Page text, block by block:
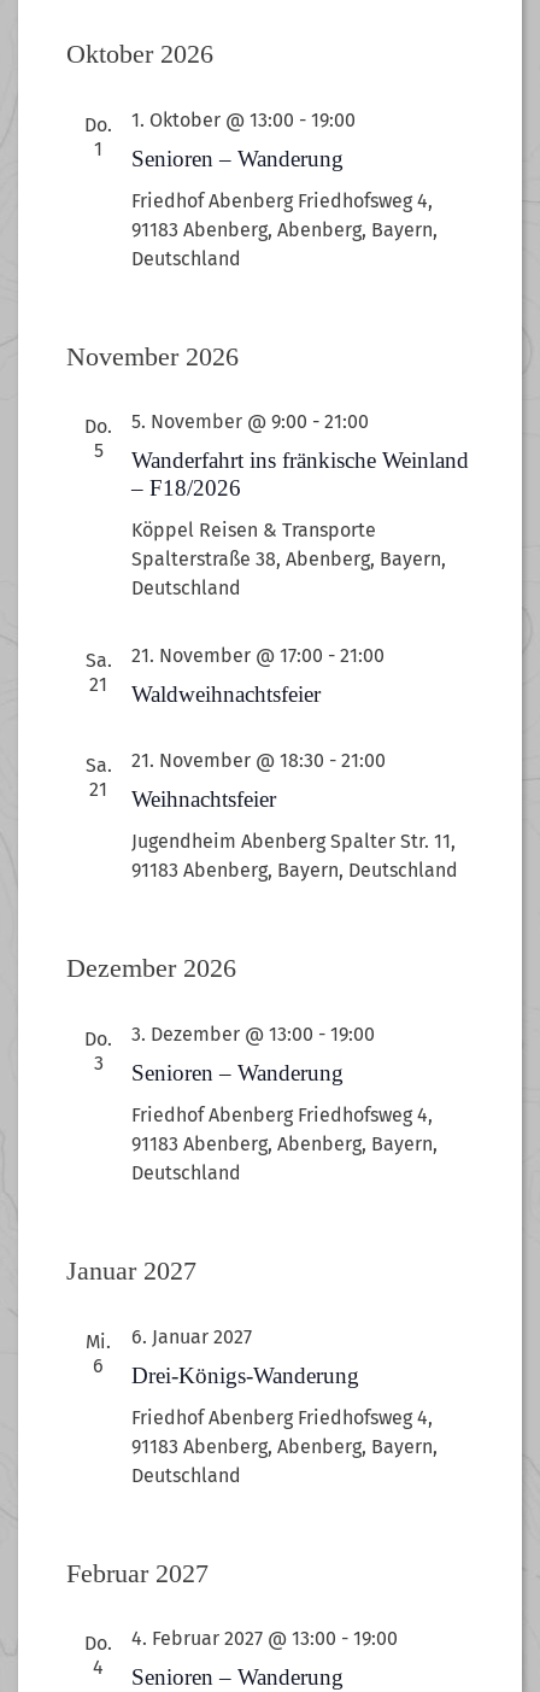
Oktober 2026
Do.
1
Senioren – Wanderung
1. Oktober @ 13:00 - 19:00
Friedhof Abenberg Friedhofsweg 4,
91183 Abenberg, Abenberg, Bayern,
Deutschland
November 2026
Do.
5
Wanderfahrt ins fränkische Weinland
– F18/2026
5. November @ 9:00 - 21:00
Köppel Reisen & Transporte
Spalterstraße 38, Abenberg, Bayern,
Deutschland
Sa.
21
Waldweihnachtsfeier
21. November @ 17:00 - 21:00
Sa.
21
Weihnachtsfeier
21. November @ 18:30 - 21:00
Jugendheim AbenbergSpalter Str. 11,
91183 Abenberg, Bayern, Deutschland
Dezember 2026
Do.
3
Senioren – Wanderung
3. Dezember @ 13:00 - 19:00
Friedhof Abenberg Friedhofsweg 4,
91183 Abenberg, Abenberg, Bayern,
Deutschland
Januar 2027
Mi.
6
Drei-Königs-Wanderung
6. Januar 2027
Friedhof Abenberg Friedhofsweg 4,
91183 Abenberg, Abenberg, Bayern,
Deutschland
Februar 2027
Do.
4
Senioren – Wanderung
4. Februar 2027 @ 13:00 - 19:00